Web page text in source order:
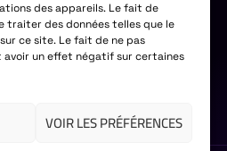
des appareils. Le fait de
traiter des données telles que le
ce site. Le fait de ne pas
un effet négatif sur certaines
VOIR LES PRÉFÉRENCES
AUDIT GRATUIT